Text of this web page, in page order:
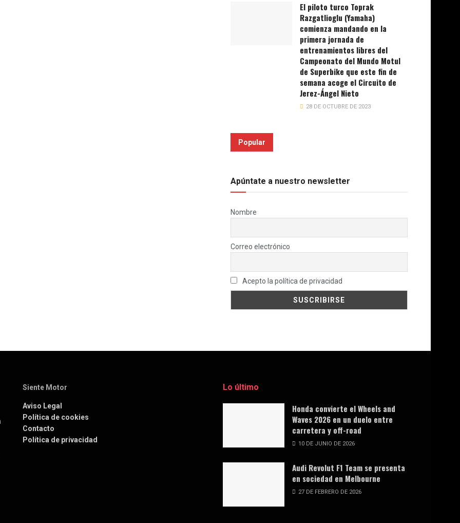
El piloto turco Toprak
Razgatlioglu (Yamaha)
comienza mandando en la
primera jornada de
entrenamientos libres del
Campeonato del Mundo Motul
de Superbike que este fin de
semana acoge el Circuito de
Jerez-Ángel Nieto
28 DE OCTUBRE DE 2023
Popular
Apúntate a nuestro newsletter
Nombre
Correo electrónico
Acepto la política de privacidad
Siente Motor
Aviso Legal
Política de cookies
Contacto
Política de privacidad
Lo último
Honda convierte el Wheels and
Waves 2026 en un duelo entre
carretera y off-road
10 DE JUNIO DE 2026
Audi Revolut F1 Team se presenta
en sociedad en Melbourne
27 DE FEBRERO DE 2026